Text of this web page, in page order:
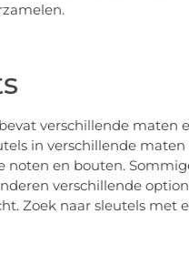
verschillende maten
in verschillende
noten en bouten.
verschillende
Zoek naar sleutels met